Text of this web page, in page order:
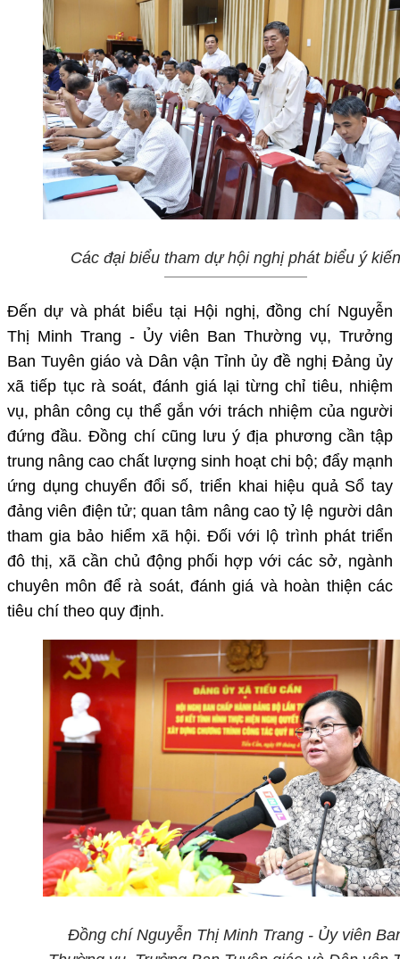
Các đại biểu tham dự hội nghị phát biểu ý kiến
Đến dự và phát biểu tại Hội nghị, đồng chí Nguyễn
Thị Minh Trang - Ủy viên Ban Thường vụ, Trưởng
Ban Tuyên giáo và Dân vận Tỉnh ủy đề nghị Đảng ủy
xã tiếp tục rà soát, đánh giá lại từng chỉ tiêu, nhiệm
vụ, phân công cụ thể gắn với trách nhiệm của người
đứng đầu. Đồng chí cũng lưu ý địa phương cần tập
trung nâng cao chất lượng sinh hoạt chi bộ; đẩy mạnh
ứng dụng chuyển đổi số, triển khai hiệu quả Sổ tay
đảng viên điện tử; quan tâm nâng cao tỷ lệ người dân
tham gia bảo hiểm xã hội. Đối với lộ trình phát triển
đô thị, xã cần chủ động phối hợp với các sở, ngành
chuyên môn để rà soát, đánh giá và hoàn thiện các
tiêu chí theo quy định.
Đồng chí Nguyễn Thị Minh Trang - Ủy viên